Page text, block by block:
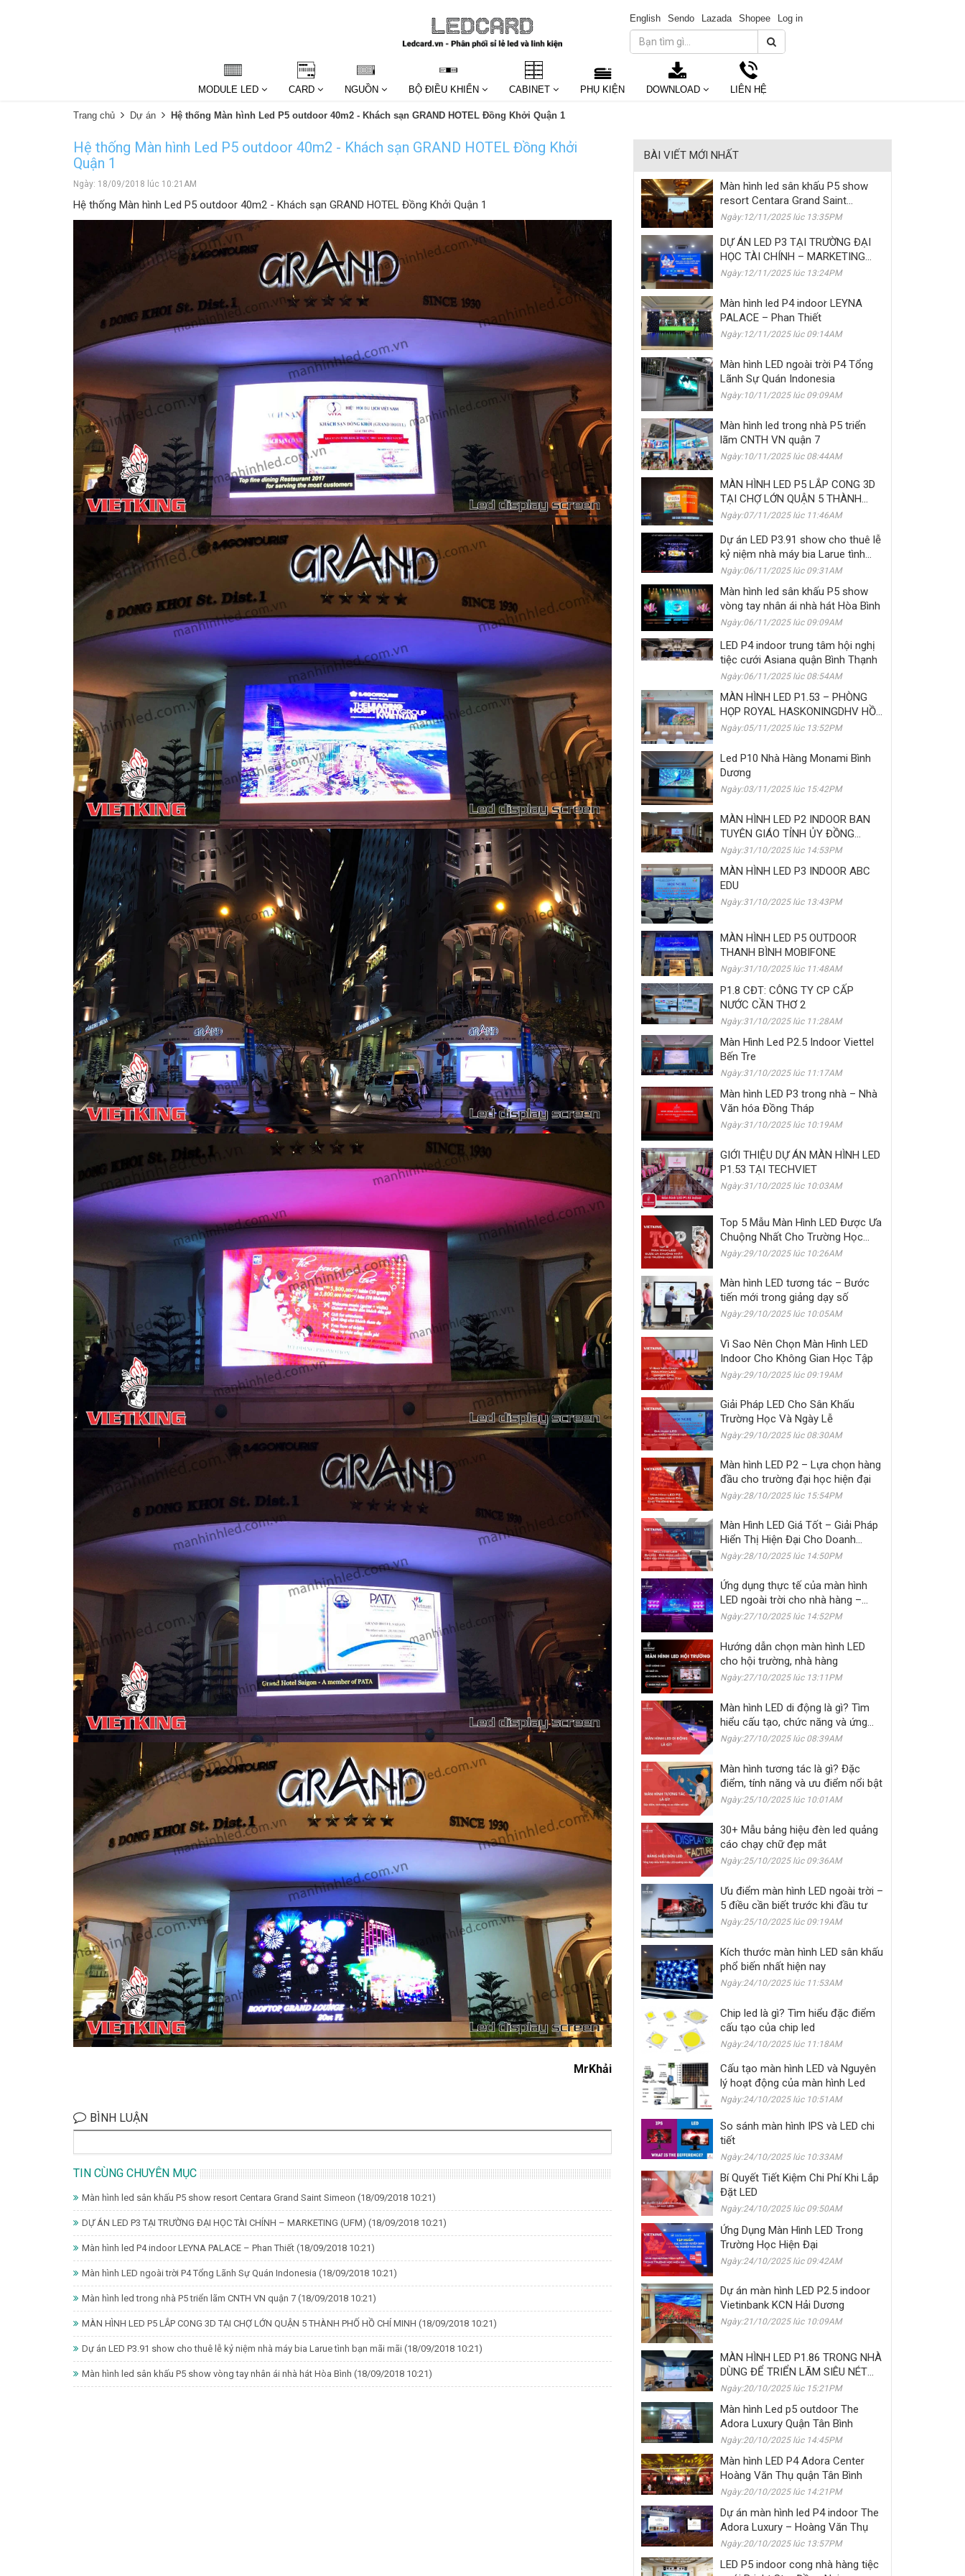
English Sendo Lazada Shopee Log in
MODULE LED CARD NGUỒN BỘ ĐIỀU KHIỂN CABINET PHỤ KIỆN DOWNLOAD LIÊN HỆ
Trang chủ Dự án Hệ thống Màn hình Led P5 outdoor 40m2 - Khách sạn GRAND HOTEL Đồng Khởi Quận 1
Hệ thống Màn hình Led P5 outdoor 40m2 - Khách sạn GRAND HOTEL Đồng Khởi
Quận 1
Ngày: 18/09/2018 lúc 10:21AM
Hệ thống Màn hình Led P5 outdoor 40m2 - Khách sạn GRAND HOTEL Đồng Khởi Quận 1
MrKhải
BÌNH LUẬN
TIN CÙNG CHUYÊN MỤC
Màn hình led sân khấu P5 show resort Centara Grand Saint Simeon (18/09/2018 10:21)
DỰ ÁN LED P3 TẠI TRƯỜNG ĐẠI HỌC TÀI CHÍNH – MARKETING (UFM) (18/09/2018 10:21)
Màn hình led P4 indoor LEYNA PALACE – Phan Thiết (18/09/2018 10:21)
Màn hình LED ngoài trời P4 Tổng Lãnh Sự Quán Indonesia (18/09/2018 10:21)
Màn hình led trong nhà P5 triển lãm CNTH VN quận 7 (18/09/2018 10:21)
MÀN HÌNH LED P5 LẮP CONG 3D TẠI CHỢ LỚN QUẬN 5 THÀNH PHỐ HỒ CHÍ MINH (18/09/2018 10:21)
Dự án LED P3.91 show cho thuê lễ kỷ niệm nhà máy bia Larue tình bạn mãi mãi (18/09/2018 10:21)
Màn hình led sân khấu P5 show vòng tay nhân ái nhà hát Hòa Bình (18/09/2018 10:21)
BÀI VIẾT MỚI NHẤT
Màn hình led sân khấu P5 show
resort Centara Grand Saint
Simeon
Ngày:12/11/2025 lúc 13:35PM
DỰ ÁN LED P3 TẠI TRƯỜNG ĐẠI
HỌC TÀI CHÍNH – MARKETING
(UFM)
Ngày:12/11/2025 lúc 13:24PM
Màn hình led P4 indoor LEYNA
PALACE – Phan Thiết
Ngày:12/11/2025 lúc 09:14AM
Màn hình LED ngoài trời P4 Tổng
Lãnh Sự Quán Indonesia
Ngày:10/11/2025 lúc 09:09AM
Màn hình led trong nhà P5 triển
lãm CNTH VN quận 7
Ngày:10/11/2025 lúc 08:44AM
MÀN HÌNH LED P5 LẮP CONG 3D
TẠI CHỢ LỚN QUẬN 5 THÀNH
PHỐ HỒ CHÍ MINH
Ngày:07/11/2025 lúc 11:46AM
Dự án LED P3.91 show cho thuê lễ
kỷ niệm nhà máy bia Larue tình
bạn mãi mãi
Ngày:06/11/2025 lúc 09:31AM
Màn hình led sân khấu P5 show
vòng tay nhân ái nhà hát Hòa Bình
Ngày:06/11/2025 lúc 09:09AM
LED P4 indoor trung tâm hội nghị
tiệc cưới Asiana quận Bình Thạnh
Ngày:06/11/2025 lúc 08:54AM
MÀN HÌNH LED P1.53 – PHÒNG
HỌP ROYAL HASKONINGDHV HỒ
CHÍ MINH
Ngày:05/11/2025 lúc 13:52PM
Led P10 Nhà Hàng Monami Bình
Dương
Ngày:03/11/2025 lúc 15:42PM
MÀN HÌNH LED P2 INDOOR BAN
TUYÊN GIÁO TỈNH ỦY ĐỒNG
THÁP
Ngày:31/10/2025 lúc 14:53PM
MÀN HÌNH LED P3 INDOOR ABC
EDU
Ngày:31/10/2025 lúc 13:43PM
MÀN HÌNH LED P5 OUTDOOR
THANH BÌNH MOBIFONE
Ngày:31/10/2025 lúc 11:48AM
P1.8 CĐT: CÔNG TY CP CẤP
NƯỚC CẦN THƠ 2
Ngày:31/10/2025 lúc 11:28AM
Màn Hình Led P2.5 Indoor Viettel
Bến Tre
Ngày:31/10/2025 lúc 11:17AM
Màn hình LED P3 trong nhà – Nhà
Văn hóa Đồng Tháp
Ngày:31/10/2025 lúc 10:19AM
GIỚI THIỆU DỰ ÁN MÀN HÌNH LED
P1.53 TẠI TECHVIET
Ngày:31/10/2025 lúc 10:03AM
Top 5 Mẫu Màn Hình LED Được Ưa
Chuộng Nhất Cho Trường Học
2025
Ngày:29/10/2025 lúc 10:26AM
Màn hình LED tương tác – Bước
tiến mới trong giảng dạy số
Ngày:29/10/2025 lúc 10:05AM
Vì Sao Nên Chọn Màn Hình LED
Indoor Cho Không Gian Học Tập
Ngày:29/10/2025 lúc 09:19AM
Giải Pháp LED Cho Sân Khấu
Trường Học Và Ngày Lễ
Ngày:29/10/2025 lúc 08:30AM
Màn hình LED P2 – Lựa chọn hàng
đầu cho trường đại học hiện đại
Ngày:28/10/2025 lúc 15:54PM
Màn Hình LED Giá Tốt – Giải Pháp
Hiển Thị Hiện Đại Cho Doanh
Nghiệp
Ngày:28/10/2025 lúc 14:50PM
Ứng dụng thực tế của màn hình
LED ngoài trời cho nhà hàng –
khách sạn
Ngày:27/10/2025 lúc 14:52PM
Hướng dẫn chọn màn hình LED
cho hội trường, nhà hàng
Ngày:27/10/2025 lúc 13:11PM
Màn hình LED di động là gì? Tìm
hiểu cấu tạo, chức năng và ứng
dụng
Ngày:27/10/2025 lúc 08:39AM
Màn hình tương tác là gì? Đặc
điểm, tính năng và ưu điểm nổi bật
Ngày:25/10/2025 lúc 10:01AM
30+ Mẫu bảng hiệu đèn led quảng
cáo chạy chữ đẹp mắt
Ngày:25/10/2025 lúc 09:36AM
Ưu điểm màn hình LED ngoài trời –
5 điều cần biết trước khi đầu tư
Ngày:25/10/2025 lúc 09:19AM
Kích thước màn hình LED sân khấu
phổ biến nhất hiện nay
Ngày:24/10/2025 lúc 11:53AM
Chip led là gì? Tìm hiểu đặc điểm
cấu tạo của chip led
Ngày:24/10/2025 lúc 11:18AM
Cấu tạo màn hình LED và Nguyên
lý hoạt động của màn hình Led
Ngày:24/10/2025 lúc 10:51AM
So sánh màn hình IPS và LED chi
tiết
Ngày:24/10/2025 lúc 10:33AM
Bí Quyết Tiết Kiệm Chi Phí Khi Lắp
Đặt LED
Ngày:24/10/2025 lúc 09:50AM
Ứng Dụng Màn Hình LED Trong
Trường Học Hiện Đại
Ngày:24/10/2025 lúc 09:42AM
Dự án màn hình LED P2.5 indoor
Vietinbank KCN Hải Dương
Ngày:21/10/2025 lúc 10:09AM
MÀN HÌNH LED P1.86 TRONG NHÀ
DÙNG ĐỂ TRIỂN LÃM SIÊU NÉT
CHO CHUỖI CỬA HÀNG GIÀY
Ngày:20/10/2025 lúc 15:21PM
Màn hình Led p5 outdoor The
Adora Luxury Quận Tân Bình
Ngày:20/10/2025 lúc 14:45PM
Màn hình LED P4 Adora Center
Hoàng Văn Thụ quận Tân Bình
Ngày:20/10/2025 lúc 14:21PM
Dự án màn hình led P4 indoor The
Adora Luxury – Hoàng Văn Thụ
Ngày:20/10/2025 lúc 13:57PM
LED P5 indoor cong nhà hàng tiệc